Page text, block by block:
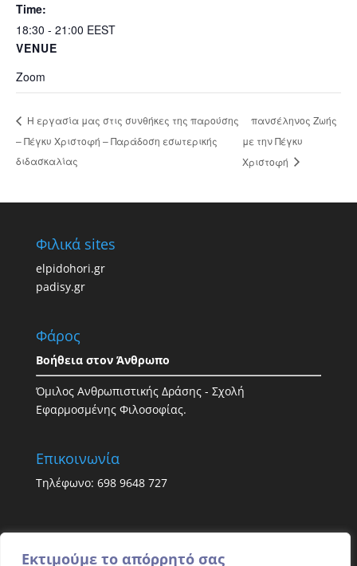
Εκτιμούμε το απόρρητό σας
Time:
18:30 - 21:00 EEST
VENUE
Zoom
Η εργασία μας στις συνθήκες της παρούσης
– Πέγκυ Χριστοφή – Παράδοση εσωτερικής
διδασκαλίας
πανσέληνος Ζωής
με την Πέγκυ
Χριστοφή
Φιλικά sites
elpidohori.gr
padisy.gr
Φάρος
Βοήθεια στον Άνθρωπο
Όμιλος Ανθρωπιστικής Δράσης - Σχολή
Εφαρμοσμένης Φιλοσοφίας.
Επικοινωνία
Τηλέφωνο: 698 9648 727